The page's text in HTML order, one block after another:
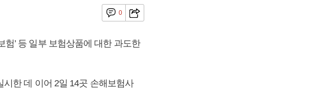
0
’ 등 일부 보험상품에 대한 과도한
한 데 이어 2일 14곳 손해보험사